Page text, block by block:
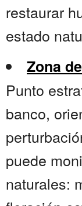
restaurar
estado
Zona
Punto
banco,
puede
naturales: